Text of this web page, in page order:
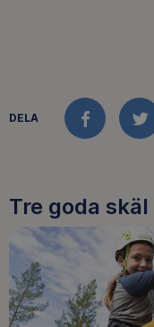
DELA
Tre goda